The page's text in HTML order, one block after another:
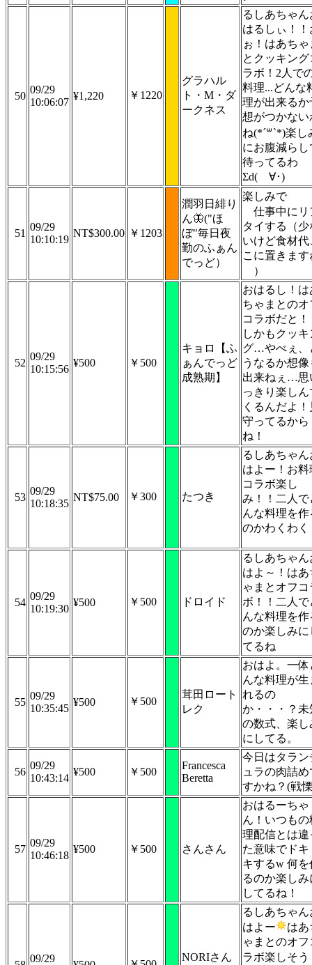
50
09/29
10:06:07
¥1,220 ￥1220
グラハル
ト・M・ダ
ークネス
るしあちゃん
はるしぃ！！
ぉ！はあちゃ
とクッキング
ラボ！2人で
料理...どんな
理が出来るか
想がつかない
ね(*´꒳`*)楽し
にお腹減らし
待ってるわ
Σd(ゝ∀･)
51
09/29
10:10:19
NT$300.00 ￥1203
潤羽日緋り
ん🦋("ほ
ぼ"毎日夜
勤のふぁん
でっど）
楽しみで
仕事中にリ
タイする（少
いけど食材代
こに置きます
）
52
09/29
10:15:56
¥500 ￥500
キョロ【ふ
ぁんでっど
成熟期】
おはるし！は
ちゃまとのオ
コラボだと！
しかもクッキ
グ…やべぇ、
うなるか想像
出来ねぇ…思
っきり楽しん
くるんだよ！
守ってるから
ね！
53
09/29
10:18:35
NT$75.00 ￥300 たつき
るしあちゃん
はよー！お料
コラボ楽し
み！！二人で
んな料理を作
のかわくわく
54
09/29
10:19:30
¥500 ￥500 ドロイド
るしあちゃん
はよ～！はあ
ゃまとオフコ
ボ！！二人で
んな料理を作
のか楽しみに
てるね
55
09/29
10:35:45
¥500 ￥500
茸田ロート
レク
おはよ。一体
んな料理が生
れるの
か・・・？未
の数式、楽し
にしてる。
56
09/29
10:43:14
¥500 ￥500
Francesca
Beretta
今日はタラン
ュラの肉詰め
すかね？(戦
57
09/29
10:46:18
¥500 ￥500 さんさん
おはるーちゃ
ん！いつもの
理配信とは違
た意味でドキ
キするw 何を
るのか楽しみ
してるね！
09/29 NORIさん
るしあちゃん
はよー
はあ
ゃまとのオフ
ラボ楽しそう